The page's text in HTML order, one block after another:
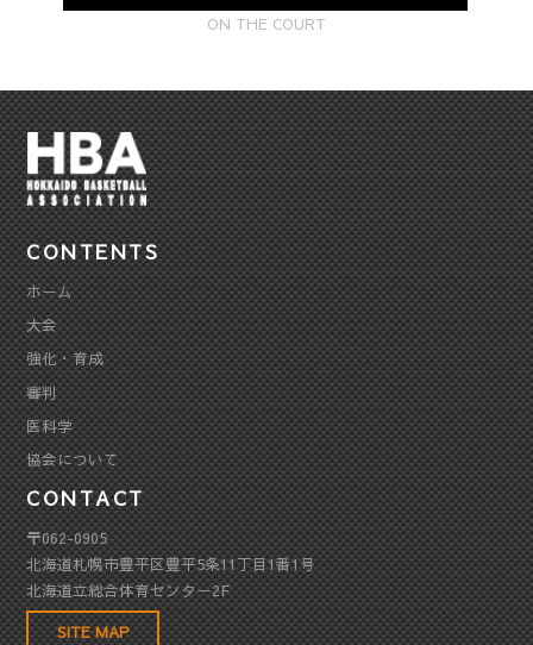
ON THE COURT
CONTENTS
ホーム
大会
強化・育成
審判
医科学
協会について
CONTACT
〒062-0905
北海道札幌市豊平区豊平5条11丁目1番1号
北海道立総合体育センター2F
SITE MAP